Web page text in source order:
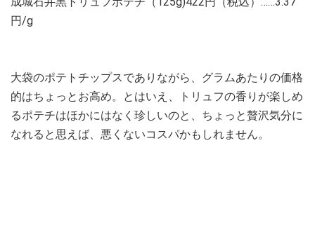
円/g
大袋のポテトチップスでありながら、グラムあたりの価格
的はちょっとお高め。とはいえ、トリュフの香りが楽しめ
るポテチはほかにはなく珍しいのと、ちょっと贅沢気分に
なれると思えば、悪くないコスパかもしれません。